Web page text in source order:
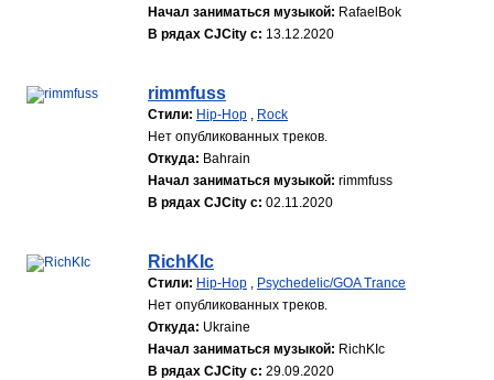
Начал заниматься музыкой: RafaelBok
В рядах CJCity с: 13.12.2020
rimmfuss
Стили: Hip-Hop , Rock
Нет опубликованных треков.
Откуда: Bahrain
Начал заниматься музыкой: rimmfuss
В рядах CJCity с: 02.11.2020
RichKIc
Стили: Hip-Hop , Psychedelic/GOA Trance
Нет опубликованных треков.
Откуда: Ukraine
Начал заниматься музыкой: RichKIc
В рядах CJCity с: 29.09.2020